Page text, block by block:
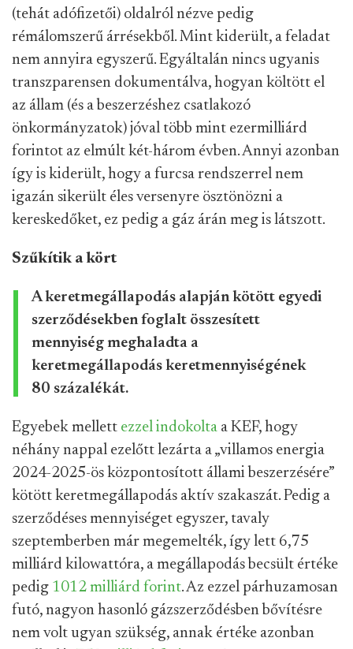
(tehát adófizetői) oldalról nézve pedig
rémálomszerű árrésekből. Mint kiderült, a feladat
nem annyira egyszerű. Egyáltalán nincs ugyanis
transzparensen dokumentálva, hogyan költött el
az állam (és a beszerzéshez csatlakozó
önkormányzatok) jóval több mint ezermilliárd
forintot az elmúlt két-három évben. Annyi azonban
így is kiderült, hogy a furcsa rendszerrel nem
igazán sikerült éles versenyre ösztönözni a
kereskedőket, ez pedig a gáz árán meg is látszott.
Szűkítik a kört
A keretmegállapodás alapján kötött egyedi
szerződésekben foglalt összesített
mennyiség meghaladta a
keretmegállapodás keretmennyiségének
80 százalékát.
Egyebek mellett ezzel indokolta a KEF, hogy
néhány nappal ezelőtt lezárta a „villamos energia
2024-2025-ös központosított állami beszerzésére”
kötött keretmegállapodás aktív szakaszát. Pedig a
szerződéses mennyiséget egyszer, tavaly
szeptemberben már megemelték, így lett 6,75
milliárd kilowattóra, a megállapodás becsült értéke
pedig 1012 milliárd forint. Az ezzel párhuzamosan
futó, nagyon hasonló gázszerződésben bővítésre
nem volt ugyan szükség, annak értéke azonban